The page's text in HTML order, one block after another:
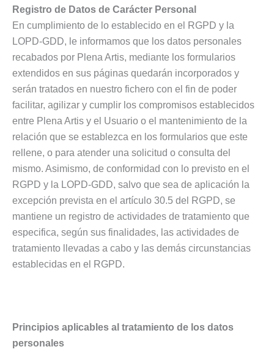
Registro de Datos de Carácter Personal
En cumplimiento de lo establecido en el RGPD y la
LOPD-GDD, le informamos que los datos personales
recabados por Plena Artis, mediante los formularios
extendidos en sus páginas quedarán incorporados y
serán tratados en nuestro fichero con el fin de poder
facilitar, agilizar y cumplir los compromisos establecidos
entre Plena Artis y el Usuario o el mantenimiento de la
relación que se establezca en los formularios que este
rellene, o para atender una solicitud o consulta del
mismo. Asimismo, de conformidad con lo previsto en el
RGPD y la LOPD-GDD, salvo que sea de aplicación la
excepción prevista en el artículo 30.5 del RGPD, se
mantiene un registro de actividades de tratamiento que
especifica, según sus finalidades, las actividades de
tratamiento llevadas a cabo y las demás circunstancias
establecidas en el RGPD.
Principios aplicables al tratamiento de los datos
personales